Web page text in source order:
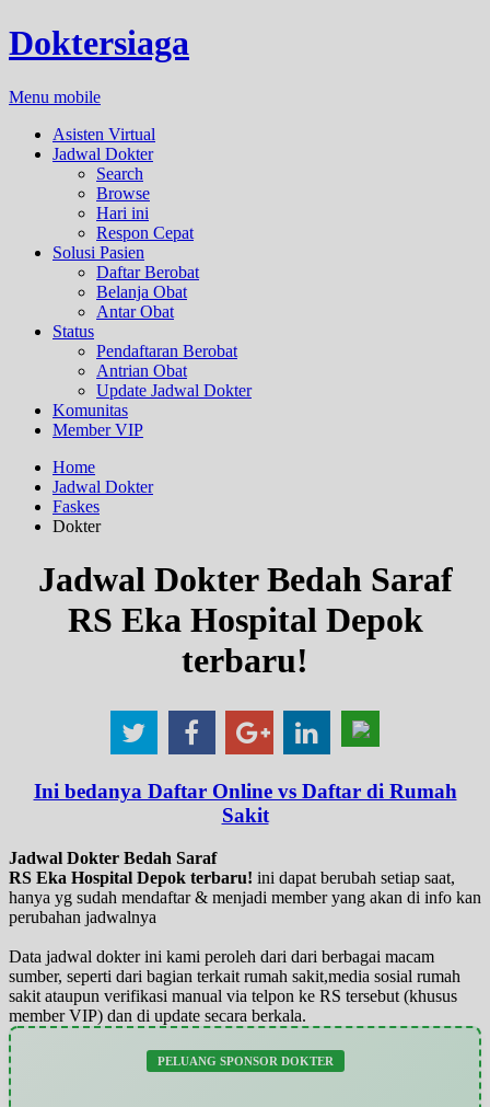
Doktersiaga
Menu mobile
Asisten Virtual
Jadwal Dokter
Search
Browse
Hari ini
Respon Cepat
Solusi Pasien
Daftar Berobat
Belanja Obat
Antar Obat
Status
Pendaftaran Berobat
Antrian Obat
Update Jadwal Dokter
Komunitas
Member VIP
Home
Jadwal Dokter
Faskes
Dokter
Jadwal Dokter Bedah Saraf
RS Eka Hospital Depok
terbaru!
Ini bedanya Daftar Online vs Daftar di Rumah
Sakit
Jadwal Dokter Bedah Saraf
RS Eka Hospital Depok terbaru! ini dapat berubah setiap saat,
hanya yg sudah mendaftar & menjadi member yang akan di info kan
perubahan jadwalnya
Data jadwal dokter ini kami peroleh dari dari berbagai macam
sumber, seperti dari bagian terkait rumah sakit,media sosial rumah
sakit ataupun verifikasi manual via telpon ke RS tersebut (khusus
member VIP) dan di update secara berkala.
PELUANG SPONSOR DOKTER